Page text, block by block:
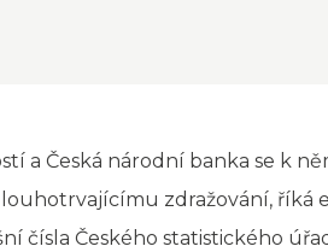
a Česká národní banka se k
zdražování,
čísla Českého statistického